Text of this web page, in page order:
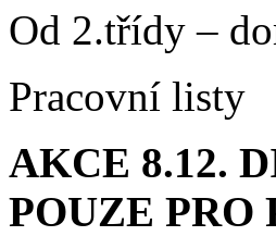
Od 2.třídy –
Pracovní listy
AKCE 8.12.
POUZE PRO